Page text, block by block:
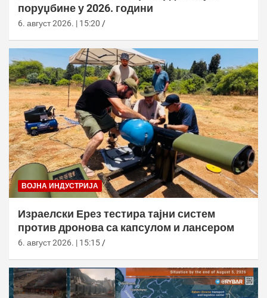
поруџбине у 2026. години
6. август 2026. | 15:20
ВОЈНА ИНДУСТРИЈА
Израелски Ерез тестира тајни систем
против дронова са капсулом и лансером
6. август 2026. | 15:15